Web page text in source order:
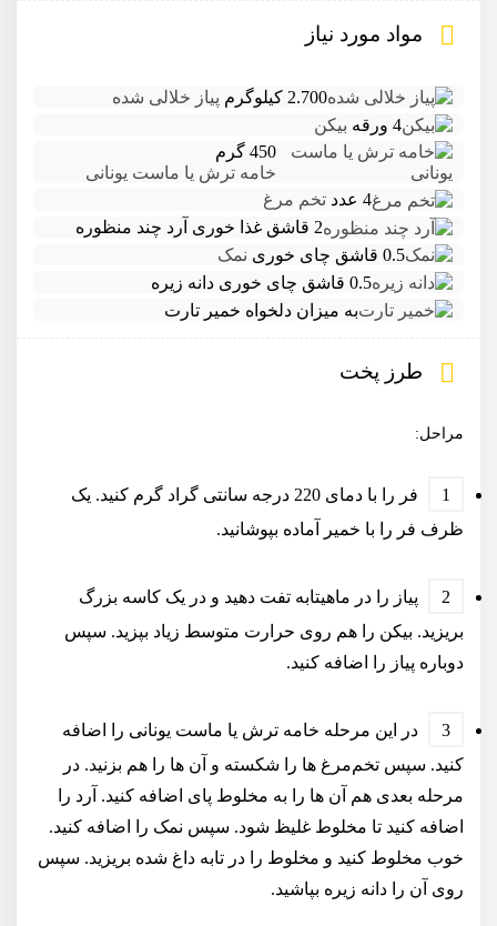
مواد مورد نیاز
2.700 کیلوگرم
پیاز خلالی شده
4 ورقه
بیکن
450 گرم
خامه ترش یا ماست یونانی
4 عدد
تخم مرغ
2 قاشق غذا خوری
آرد چند منظوره
0.5 قاشق چای خوری
نمک
0.5 قاشق چای خوری
دانه زیره
به میزان دلخواه خمیر تارت
طرز پخت
مراحل:
فر را با دمای 220 درجه سانتی گراد گرم کنید. یک
ظرف فر را با خمیر آماده بپوشانید.
پیاز را در ماهیتابه تفت دهید و در یک کاسه بزرگ
بریزید. بیکن را هم روی حرارت متوسط زیاد بپزید. سپس
دوباره پیاز را اضافه کنید.
در این مرحله خامه ترش یا ماست یونانی را اضافه
کنید. سپس تخم‌مرغ ها را شکسته و آن ها را هم بزنید. در
مرحله بعدی هم آن ها را به مخلوط پای اضافه کنید. آرد را
اضافه کنید تا مخلوط غلیظ شود. سپس نمک را اضافه کنید.
خوب مخلوط کنید و مخلوط را در تابه داغ شده بریزید. سپس
روی آن را دانه زیره بپاشید.